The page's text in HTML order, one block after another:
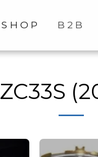
SHOP B2B
ZC33S